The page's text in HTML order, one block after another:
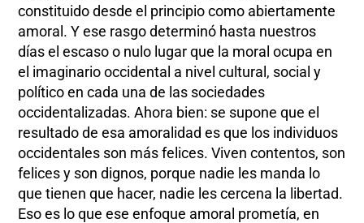
constituido desde el principio como abiertamente
amoral. Y ese rasgo determinó hasta nuestros
días el escaso o nulo lugar que la moral ocupa en
el imaginario occidental a nivel cultural, social y
político en cada una de las sociedades
occidentalizadas. Ahora bien: se supone que el
resultado de esa amoralidad es que los individuos
occidentales son más felices. Viven contentos, son
felices y son dignos, porque nadie les manda lo
que tienen que hacer, nadie les cercena la libertad.
Eso es lo que ese enfoque amoral prometía, en